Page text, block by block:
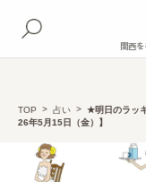
関西
TOP 占い
★明日のラッ
26年5月15日（金）】